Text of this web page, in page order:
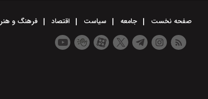
صفحه نخست جامعه سیاست اقتصاد فرهنگ و هنر